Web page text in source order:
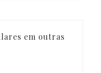
em outras